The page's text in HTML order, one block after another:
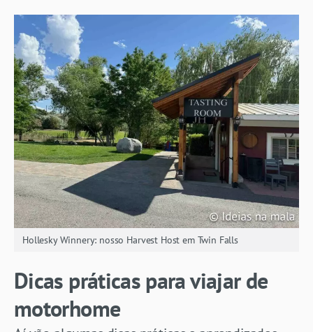
Hollesky Winnery: nosso Harvest Host em Twin Falls
Dicas práticas para viajar de
motorhome